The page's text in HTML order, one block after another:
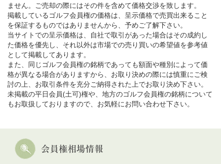
ません。ご売却の際にはその件を含めて価格交渉を致します。
掲載しているゴルフ会員権の価格は、呈示価格で売買出来ること
を保証するものではありませんから、予めご了解下さい。
当サイトでの呈示価格は、自社で取引があった場合はその成約し
た価格を優先し、それ以外は市場での売り買いの希望値を参考値
として掲載してあります。
また、同じゴルフ会員権の銘柄であっても額面や種別によって価
格が異なる場合がありますから、お取り決めの際には慎重にご検
討の上、お取引条件を充分ご納得された上でお取り決め下さい。
未掲載の平日会員(土可)権や、地方のゴルフ会員権の銘柄について
もお取扱しておりますので、お気軽にお問い合わせ下さい。